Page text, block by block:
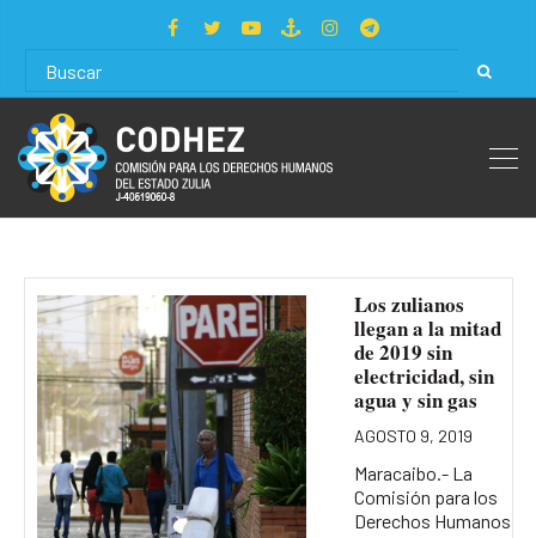
Los zulianos
llegan a la mitad
de 2019 sin
electricidad, sin
agua y sin gas
AGOSTO 9, 2019
Maracaibo.- La
Comisión para los
Derechos Humanos